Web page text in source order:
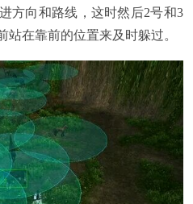
方向和路线，这时然后2号和3
在靠前的位置来及时躲过。